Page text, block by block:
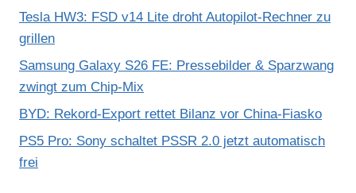
Tesla HW3: FSD v14 Lite droht Autopilot-Rechner zu
grillen
Samsung Galaxy S26 FE: Pressebilder & Sparzwang
zwingt zum Chip-Mix
BYD: Rekord-Export rettet Bilanz vor China-Fiasko
PS5 Pro: Sony schaltet PSSR 2.0 jetzt automatisch
frei